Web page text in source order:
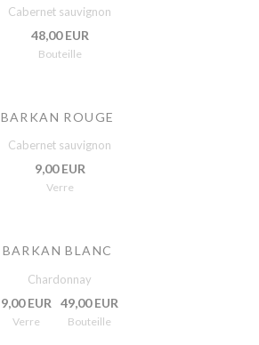
Cabernet sauvignon
48,00 EUR
Bouteille
BARKAN ROUGE
Cabernet sauvignon
9,00 EUR
Verre
BARKAN BLANC
Chardonnay
9,00 EUR
Verre
49,00 EUR
Bouteille